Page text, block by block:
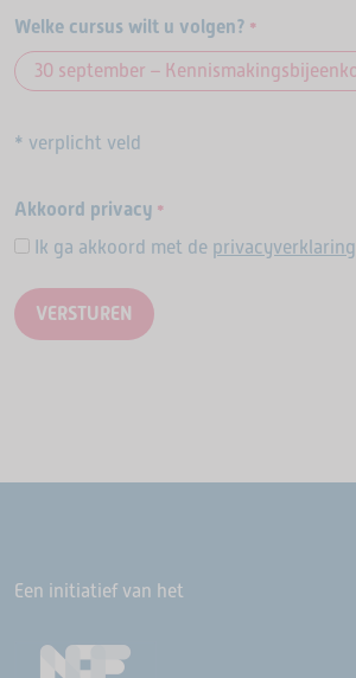
Welke cursus wilt u volgen? *
* verplicht veld
Akkoord privacy *
Ik ga akkoord met de privacyverklaring
Een initiatief van het